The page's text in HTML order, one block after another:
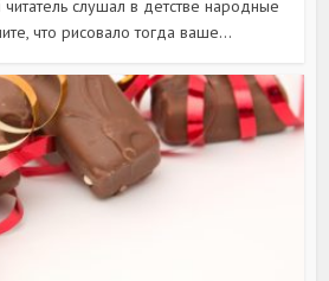
слушал в детстве народные
что рисовало тогда ваше...